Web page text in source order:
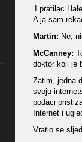
‘I pratilac
A ja sam
Martin: Ne,
McCanney:
doktor koji je
Zatim, jedna
svoju
podaci
Internet i
Vratio se